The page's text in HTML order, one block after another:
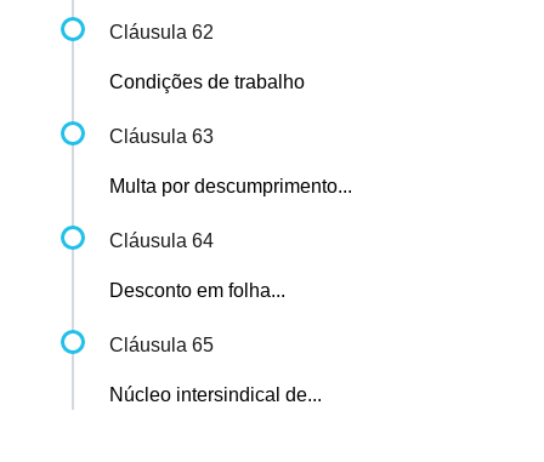
Cláusula 62
Condições de trabalho
Cláusula 63
Multa por descumprimento...
Cláusula 64
Desconto em folha...
Cláusula 65
Núcleo intersindical de...